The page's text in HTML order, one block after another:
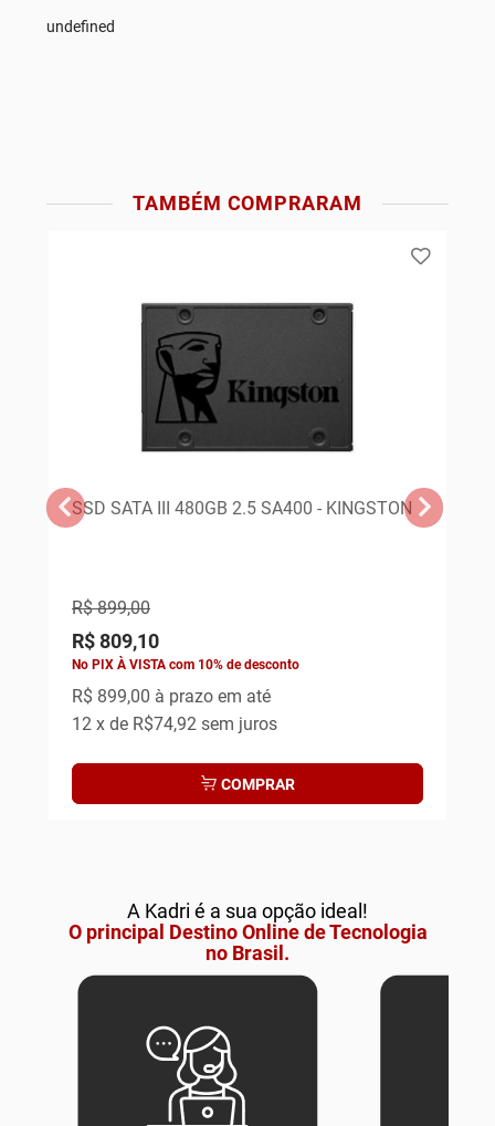
undefined
TAMBÉM COMPRARAM
SSD SATA III 480GB 2.5 SA400 - KINGSTON
R$ 899,00
R$ 809,10
No PIX À VISTA com 10% de desconto
R$ 899,00 à prazo em até
12 x de R$74,92 sem juros
COMPRAR
A Kadri é a sua opção ideal!
O principal Destino Online de Tecnologia
no Brasil.